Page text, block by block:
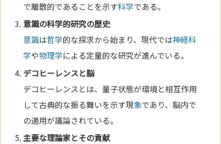
で離散的であることを示す科学である。
意識の科学的研究の歴史
意識は哲学的な探求から始まり、現代では神経科
学や物理学による定量的な研究が進んでいる。
デコヒーレンスと脳
デコヒーレンスとは、量子状態が環境と相互作用
して古典的な振る舞いを示す現象であり、脳内で
の適用が議論されている。
主要な理論家とその貢献